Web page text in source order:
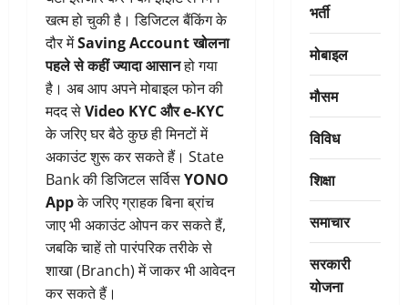
खत्म हो चुकी है। डिजिटल बैंकिंग के
दौर मेंSaving Account खोलना
पहले से कहीं ज्यादा आसानहो गया
है। अब आप अपने मोबाइल फोन की
मदद सेVideo KYC और e-KYC
के जरिए घर बैठे कुछ ही मिनटों में
अकाउंट शुरू कर सकते हैं। State
Bank की डिजिटल सर्विसYONO
Appके जरिए ग्राहक बिना ब्रांच
जाए भी अकाउंट ओपन कर सकते हैं,
जबकि चाहें तो पारंपरिक तरीके से
शाखा (Branch) में जाकर भी आवेदन
कर सकते हैं।
भर्ती
मोबाइल
मौसम
विविध
शिक्षा
समाचार
सरकारी
योजना